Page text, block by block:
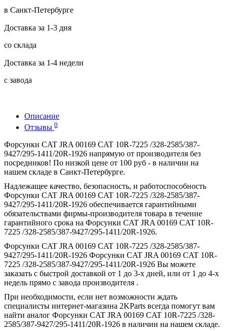
в Санкт-Петербурге
Доставка за 1-3 дня
со склада
Доставка за 1-4 недели
с завода
Описание
Отзывы 0
Форсунки CAT JRA 00169 CAT 10R-7225 /328-2585/387-
9427/295-1411/20R-1926 напрямую от производителя без
посредников! По низкой цене от 100 руб - в наличии на
нашем складе в Санкт-Петербурге.
Надлежащее качество, безопасность, и работоспособность
Форсунки CAT JRA 00169 CAT 10R-7225 /328-2585/387-
9427/295-1411/20R-1926 обеспечивается гарантийными
обязательствами фирмы-производителя товара в течение
гарантийного срока на Форсунки CAT JRA 00169 CAT 10R-
7225 /328-2585/387-9427/295-1411/20R-1926.
Форсунки CAT JRA 00169 CAT 10R-7225 /328-2585/387-
9427/295-1411/20R-1926 Форсунки CAT JRA 00169 CAT 10R-
7225 /328-2585/387-9427/295-1411/20R-1926 Вы можете
заказать с быстрой доставкой от 1 до 3-х дней, или от 1 до 4-х
недель прямо с завода производителя .
При необходимости, если нет возможности ждать
специалисты интернет-магазина 2KParts всегда помогут вам
найти аналог Форсунки CAT JRA 00169 CAT 10R-7225 /328-
2585/387-9427/295-1411/20R-1926 в наличии на нашем складе.